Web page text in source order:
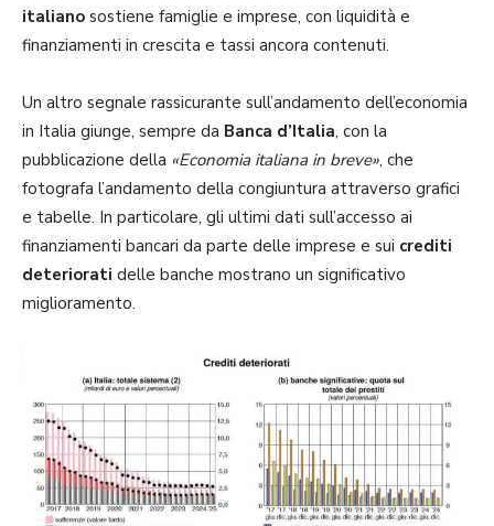
italiano sostiene famiglie e imprese, con liquidità e
finanziamenti in crescita e tassi ancora contenuti.
Un altro segnale rassicurante sull’andamento dell’economia
in Italia giunge, sempre da Banca d’Italia, con la
pubblicazione della «Economia italiana in breve», che
fotografa l’andamento della congiuntura attraverso grafici
e tabelle. In particolare, gli ultimi dati sull’accesso ai
finanziamenti bancari da parte delle imprese e sui crediti
deteriorati delle banche mostrano un significativo
miglioramento.